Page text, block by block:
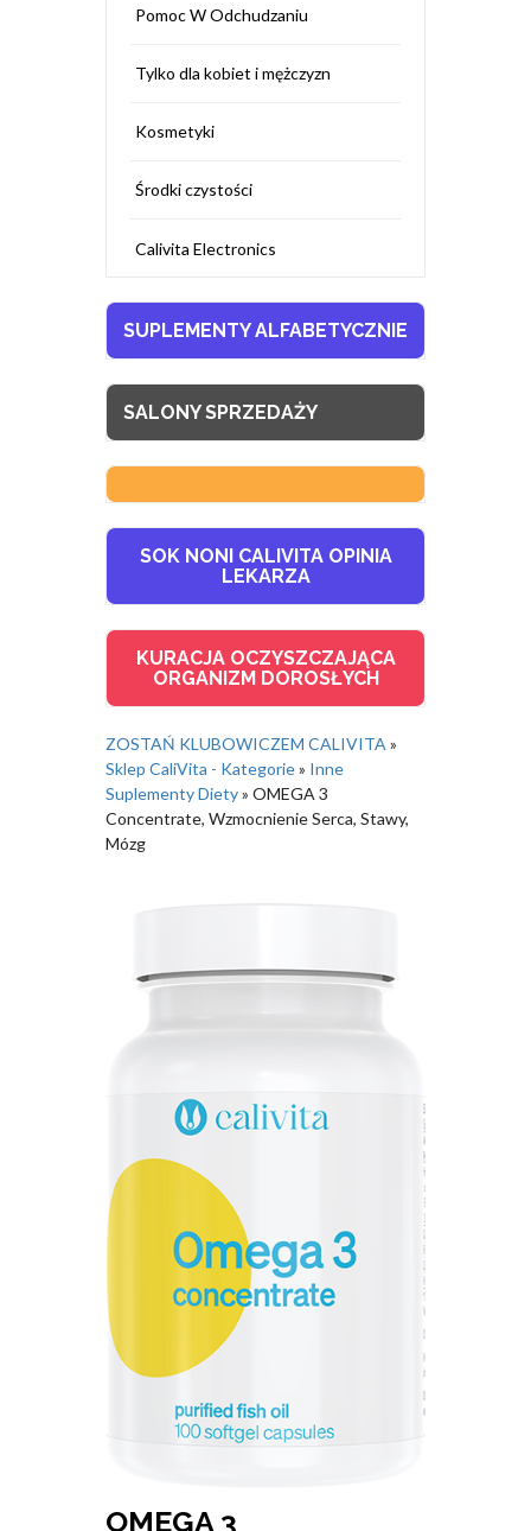
Pomoc W Odchudzaniu
Tylko dla kobiet i mężczyzn
Kosmetyki
Środki czystości
Calivita Electronics
SUPLEMENTY ALFABETYCZNIE
SALONY SPRZEDAŻY
SOK NONI CALIVITA OPINIA
LEKARZA
KURACJA OCZYSZCZAJĄCA
ORGANIZM DOROSŁYCH
ZOSTAŃ KLUBOWICZEM CALIVITA »
Sklep CaliVita - Kategorie» Inne
Suplementy Diety» OMEGA 3
Concentrate, Wzmocnienie Serca, Stawy,
Mózg
OMEGA 3